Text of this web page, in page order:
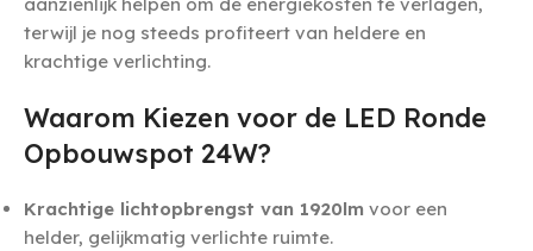
aanzienlijk helpen om de energiekosten te verlagen,
terwijl je nog steeds profiteert van heldere en
krachtige verlichting.
Waarom Kiezen voor de LED Ronde
Opbouwspot 24W?
Krachtige lichtopbrengst van 1920lm voor een
helder, gelijkmatig verlichte ruimte.